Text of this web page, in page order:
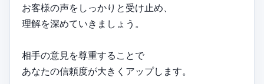
お客様の声をしっかりと受け止め、
理解を深めていきましょう。
相手の意見を尊重することで
あなたの信頼度が大きくアップします。